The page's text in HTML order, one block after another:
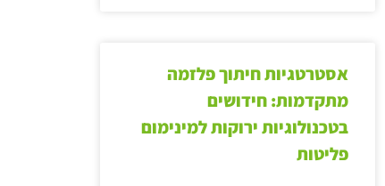
אסטרטגיות חיתוך פלזמה
מתקדמות: חידושים
בטכנולוגיות ירוקות למינימום
פליטות